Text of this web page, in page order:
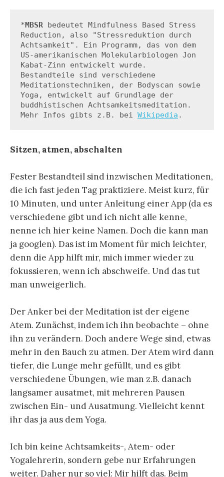
*MBSR bedeutet Mindfulness Based Stress
Reduction, also "Stressreduktion durch
Achtsamkeit". Ein Programm, das von dem
US-amerikanischen Molekularbiologen Jon
Kabat-Zinn entwickelt wurde.
Bestandteile sind verschiedene
Meditationstechniken, der Bodyscan sowie
Yoga, entwickelt auf Grundlage der
buddhistischen Achtsamkeitsmeditation.
Mehr Infos gibts z.B. bei Wikipedia .
Sitzen, atmen, abschalten
Fester Bestandteil sind inzwischen Meditationen,
die ich fast jeden Tag praktiziere. Meist kurz, für
10 Minuten, und unter Anleitung einer App (da es
verschiedene gibt und ich nicht alle kenne,
nenne ich hier keine Namen. Doch die kann man
ja googlen). Das ist im Moment für mich leichter,
denn die App hilft mir, mich immer wieder zu
fokussieren, wenn ich abschweife. Und das tut
man unweigerlich.
Der Anker bei der Meditation ist der eigene
Atem. Zunächst, indem ich ihn beobachte – ohne
ihn zu verändern. Doch andere Wege sind, etwas
mehr in den Bauch zu atmen. Der Atem wird dann
tiefer, die Lunge mehr gefüllt, und es gibt
verschiedene Übungen, wie man z.B. danach
langsamer ausatmet, mit mehreren Pausen
zwischen Ein- und Ausatmung. Vielleicht kennt
ihr das ja aus dem Yoga.
Ich bin keine Achtsamkeits-, Atem- oder
Yogalehrerin, sondern gebe nur Erfahrungen
weiter. Daher nur so viel: Mir hilft das. Beim